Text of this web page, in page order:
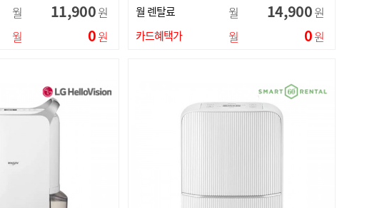
월 11,900원
월 0원
월 렌탈료 월 14,900원
카드혜택가 월 0원